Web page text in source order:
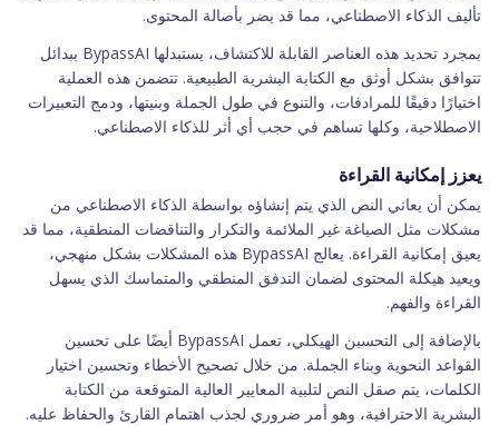
تأليف الذكاء الاصطناعي، مما قد يضر بأصالة المحتوى.
بمجرد تحديد هذه العناصر القابلة للاكتشاف، يستبدلها BypassAI ببدائل
تتوافق بشكل أوثق مع الكتابة البشرية الطبيعية. تتضمن هذه العملية
اختيارًا دقيقًا للمرادفات، والتنوع في طول الجملة وبنيتها، ودمج التعبيرات
الاصطلاحية، وكلها تساهم في حجب أي أثر للذكاء الاصطناعي.
يعزز إمكانية القراءة
يمكن أن يعاني النص الذي يتم إنشاؤه بواسطة الذكاء الاصطناعي من
مشكلات مثل الصياغة غير الملائمة والتكرار والتناقضات المنطقية، مما قد
يعيق إمكانية القراءة. يعالج BypassAI هذه المشكلات بشكل منهجي،
ويعيد هيكلة المحتوى لضمان التدفق المنطقي والمتماسك الذي يسهل
القراءة والفهم.
بالإضافة إلى التحسين الهيكلي، تعمل BypassAI أيضًا على تحسين
القواعد النحوية وبناء الجملة. من خلال تصحيح الأخطاء وتحسين اختيار
الكلمات، يتم صقل النص لتلبية المعايير العالية المتوقعة من الكتابة
البشرية الاحترافية، وهو أمر ضروري لجذب اهتمام القارئ والحفاظ عليه.